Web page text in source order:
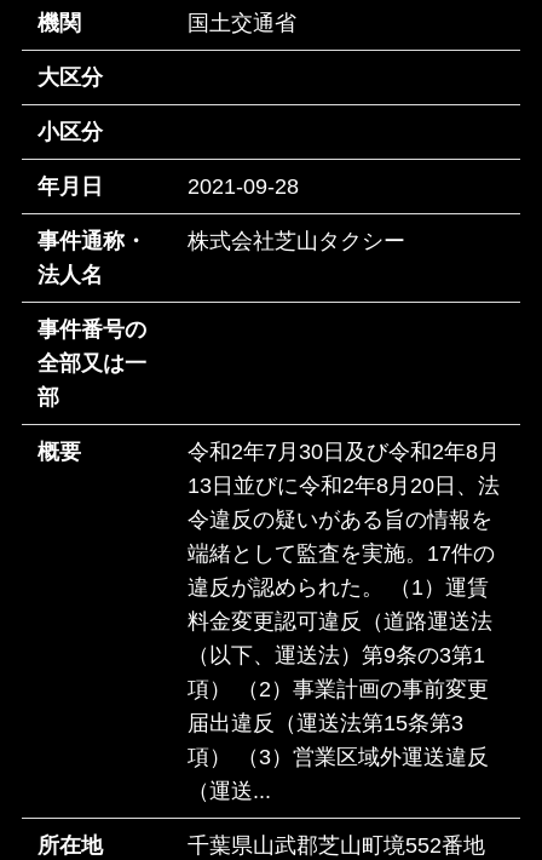
機関 国土交通省
大区分
小区分
年月日 2021-09-28
事件通称・
法人名
株式会社芝山タクシー
事件番号の
全部又は一
部
概要
令和2年7月30日及び令和2年8月
13日並びに令和2年8月20日、法
令違反の疑いがある旨の情報を
端緒として監査を実施。17件の
違反が認められた。 （1）運賃
料金変更認可違反（道路運送法
（以下、運送法）第9条の3第1
項） （2）事業計画の事前変更
届出違反（運送法第15条第3
項） （3）営業区域外運送違反
（運送...
所在地 千葉県山武郡芝山町境552番地